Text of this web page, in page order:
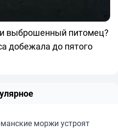
выброшенный питомец?
добежала до пятого
моржи устроят